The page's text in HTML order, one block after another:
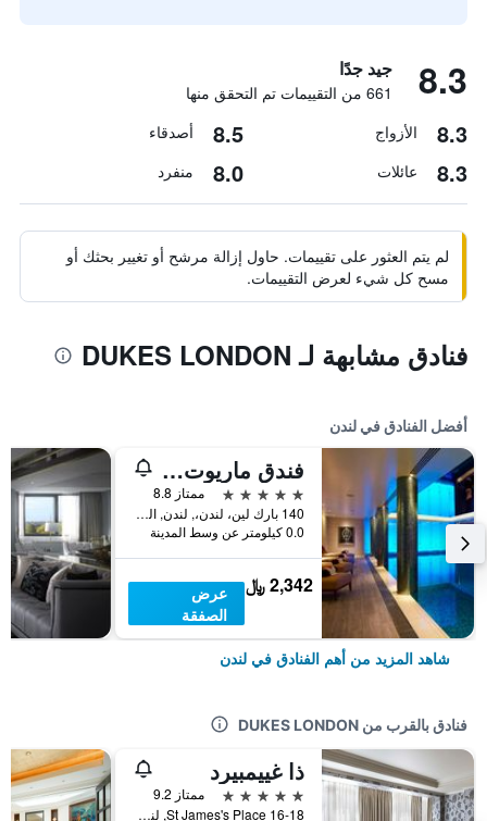
8.3 جيد جدًا
661 من التقييمات تم التحقق منها
8.3 الأزواج 8.5 أصدقاء
8.3 عائلات 8.0 منفرد
لم يتم العثور على تقييمات. حاول إزالة مرشح أو تغيير بحثك أو
مسح كل شيء لعرض التقييمات.
فنادق مشابهة لـ DUKES LONDON
أفضل الفنادق في لندن
فندق ماريوت لندن بارك لاين
5 نجوم
ممتاز 8.8
140 بارك لين، لندن،, لندن, المملكة المتحدة
0.0 كيلومتر عن وسط المدينة
2,342 ﷼
عرض
الصفقة
شاهد المزيد من أهم الفنادق في لندن
فنادق بالقرب من DUKES LONDON
ذا غييمبيرد
5 نجوم
ممتاز 9.2
16-18 St James's Place, لندن, المملكة المتحدة